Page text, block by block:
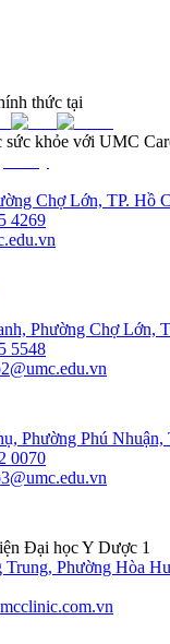
thức tại
sức khỏe với UMC
Chợ Lớn, TP. Hồ
4269
Phường Chợ Lớn,
5548
Phường Phú
0070
Đại học Y Dược 1
Trung, Phường Hòa